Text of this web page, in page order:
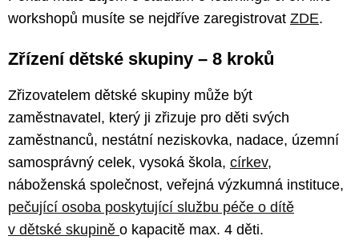
workshopů musíte se nejdříve zaregistrovat ZDE.
Zřízení dětské skupiny – 8 kroků
Zřizovatelem dětské skupiny může být
zaměstnavatel, který ji zřizuje pro děti svých
zaměstnanců, nestátní neziskovka, nadace, územní
samosprávný celek, vysoká škola, církev,
náboženská společnost, veřejná výzkumná instituce,
pečující osoba poskytující službu péče o dítě
v dětské skupině o kapacitě max. 4 děti.